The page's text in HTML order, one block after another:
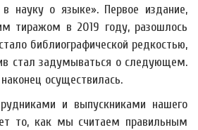
науку о языке». Первое издание,
тиражом в 2019 году, разошлось
библиографической редкостью,
стал задумываться о следующем.
осуществилась.
и выпускниками нашего
то, как мы считаем правильным